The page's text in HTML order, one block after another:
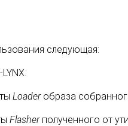
следующая:
Loaderобраза
Flasherполученного от